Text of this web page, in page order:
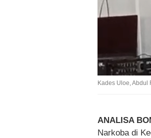
Kades Uloe, Abdul
ANALISA
Narkoba di